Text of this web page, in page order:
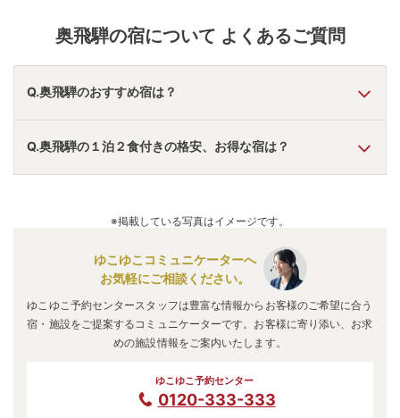
奥飛騨の宿について よくあるご質問
Q.奥飛騨のおすすめ宿は？
A. 「匠の宿 深山桜庵（共立リゾート）」・ 「
奥飛騨温泉郷
深山桜庵 別館 湯めぐりの宿 平湯館 」 ・「山のよろこび お
宿栄太郎」などの旅館・ホテルがおすすめの宿泊先です。
Q.奥飛騨の１泊２食付きの格安、お得な宿は？
などの旅館・ホテルがお得な価格で泊まれる宿
※掲載している写真はイメージです。
ゆこゆこコミュニケーターへ
お気軽にご相談ください。
ゆこゆこ予約センタースタッフは豊富な情報からお客様のご希望に合う
宿・施設をご提案するコミュニケーターです。お客様に寄り添い、お求
めの施設情報をご案内いたします。
ゆこゆこ予約センター
0120-333-333